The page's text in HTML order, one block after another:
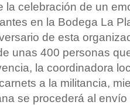
la celebración de un
en la Bodega La
de esta
unas 400 personas
la coordinadora
a la militancia,
se procederá al